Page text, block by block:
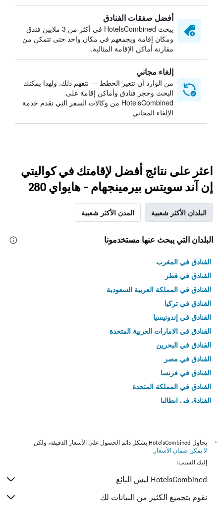
أفضل صفقات الفنادق
يبحث HotelsCombined في أكثر من 3 ملايين فندق
ومكان إقامة ويجمعهم في مكان واحد حتى تتمكن من
مقارنة أماكن الإقامة المثالية.
إلغاء مجاني
من الوارد أن تتغير الخطط — نتفهم ذلك. ولهذا يمكنك
البحث وحجز فنادق وأماكن إقامة على
HotelsCombined من وكالات السفر التي تقدم خدمة
الإلغاء المجاني
اعثر على نتائج أفضل لإقامتك في كواليتي
إن آند سويتس بيرمينجهام - هايواي 280
البلدان الأكثر شعبية المدن الأكثر شعبية
البلدان التي يبحث عنها مستخدمونا
الفنادق في المغرب
الفنادق في قطر
الفنادق في المملكة العربية السعودية
الفنادق في تركيا
الفنادق في إندونيسيا
الفنادق في الامارات العربية المتحدة
الفنادق في البحرين
الفنادق في مصر
الفنادق في فرنسا
الفنادق في المملكة المتحدة
الفنادق في إيطاليا
*
يحاول HotelsCombined بشكل دائم الحصول على الأسعار الدقيقة، ولكن
لا يمكن ضمان الأسعار .
إليك السبب:
HotelsCombined ليس البائع
نقوم بتجميع الكثير من البيانات لك